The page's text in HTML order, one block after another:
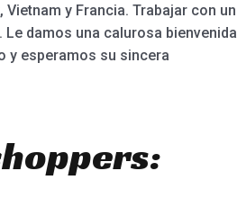
y Francia. Trabajar con un
damos una calurosa bienvenida
y esperamos su sincera